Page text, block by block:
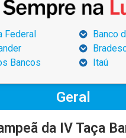
Federal
Bancos
Banco
Itaú
Geral
da IV Taça